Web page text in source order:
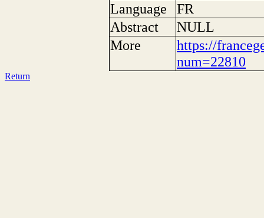
Language
FR
Abstract
NULL
More
https://
num=22810
Return